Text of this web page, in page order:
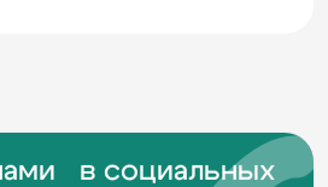
в социальных